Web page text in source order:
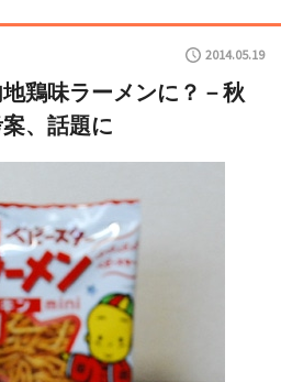
2014.05.19
鶏味ラーメンに？－秋
、話題に